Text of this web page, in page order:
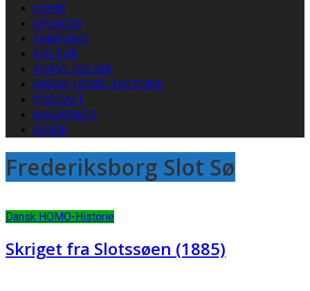
HOME
OPINION
SAMFUND
KULTUR
ANMELDELSER
DANSK HOMO-HISTORIE
PODCAST
MAGASINER
GUIDE
Frederiksborg Slot Sø
Dansk HOMO-Historie
Skriget fra Slotssøen (1885)